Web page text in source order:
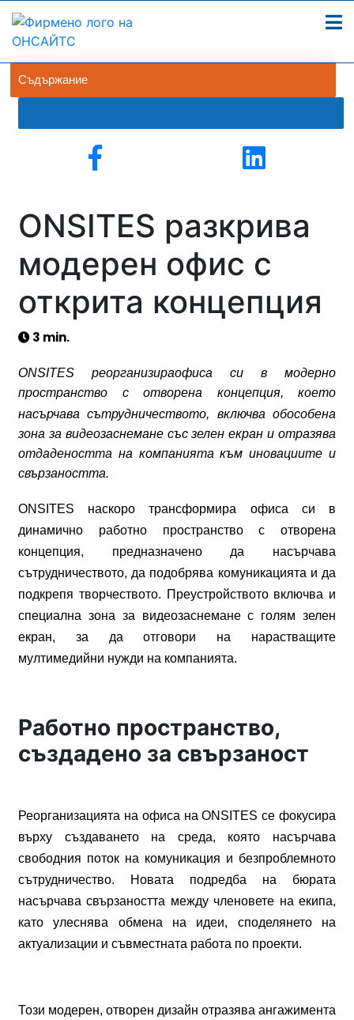
Съдържание
ONSITES разкрива
модерен офис с
открита концепция
3 min.
ONSITES реорганизираофиса си в
модерно
пространство
с отворена концепция, което
насърчава
сътрудничеството, включва обособена
зона за видеозаснемане със зелен екран и отразява
отдадеността на компанията към иновациите и
свързаността.
ONSITES наскоро трансформира офиса си
в
динамично
работно пространство с
отворена
концепция, предназначено да
насърчава
сътрудничеството, да подобрява комуникацията и да
подкрепя творчеството. Преустройството включва и
специална зона за видеозаснемане с голям зелен
екран, за да отговори на
нарастващите
мултимедийни нужди на компанията.
Работно пространство,
създадено за свързаност
Реорганизацията на офиса на ONSITESсе фокусира
върху
създаването на среда, която
насърчава
свободния поток на комуникация и безпроблемното
сътрудничество. Новата подредба на
бюрата
насърчава свързаността между членовете на екипа,
като
улеснява обмена на идеи, споделянето
на
актуализации и съвместната работа по проекти.
Този модерен, отворен дизайн отразява ангажимента